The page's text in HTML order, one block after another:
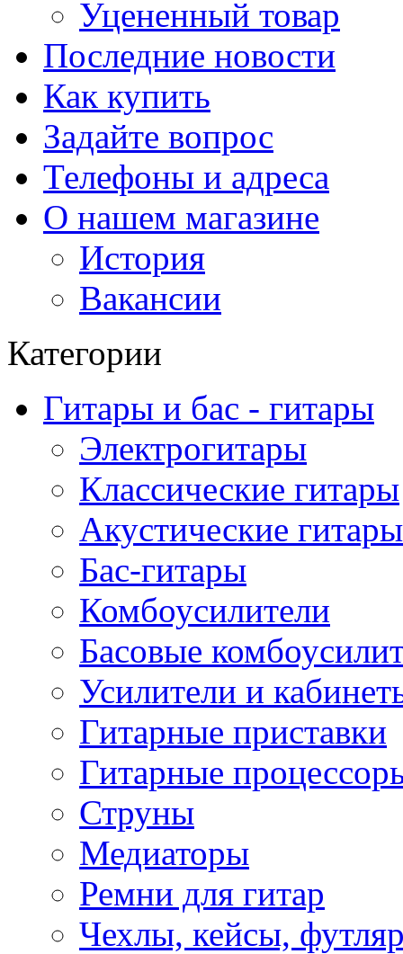
Уцененный товар
Последние новости
Как купить
Задайте вопрос
Телефоны и адреса
О нашем магазине
История
Вакансии
Категории
Гитары и бас - гитары
Электрогитары
Классические гитары
Акустические гитары
Бас-гитары
Комбоусилители
Басовые
Усилители и
Гитарные приставки
Гитарные
Струны
Медиаторы
Ремни для гитар
Чехлы, кейсы,